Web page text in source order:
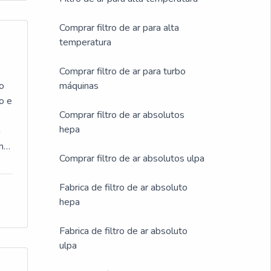
e
Comprar filtro de ar para alta
temperatura
Comprar filtro de ar para turbo
máquinas
Comprar filtro de ar absolutos
hepa
Comprar filtro de ar absolutos ulpa
Fabrica de filtro de ar absoluto
hepa
Fabrica de filtro de ar absoluto
ulpa